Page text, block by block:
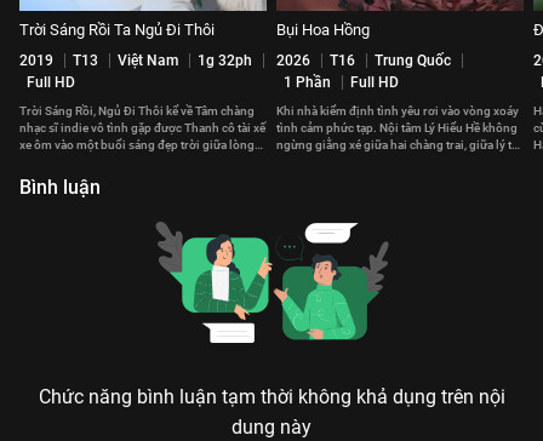
Trời Sáng Rồi Ta Ngủ Đi Thôi
2019 T13 Việt Nam
1g 32ph
Full HD
Trời Sáng Rồi, Ngủ Đi Thôi kể về Tâm chàng
nhạc sĩ indie vô tình gặp được Thanh cô tài xế
xe ôm vào một buổi sáng đẹp trời giữa lòng
Bụi Hoa Hồng
2026 T16
Trung Quốc
1 Phần
Full HD
Khi nhà kiểm định tình yêu rơi vào vòng xoáy
tình cảm phức tạp. Nội tâm Lý Hiểu Hề không
ngừng giằng xé giữa hai chàng trai, giữa lý trí
Bình luận
Chức năng bình luận tạm thời không khả dụng trên nội
dung này